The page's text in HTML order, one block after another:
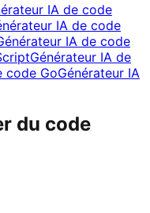
IA de code
IA de code
IA de code
Générateur IA de
code GoGénérateur IA
du code